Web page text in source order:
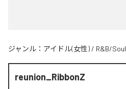
ジャンル： アイドル(女性) / R&B/Soul
reunion_RibbonZ